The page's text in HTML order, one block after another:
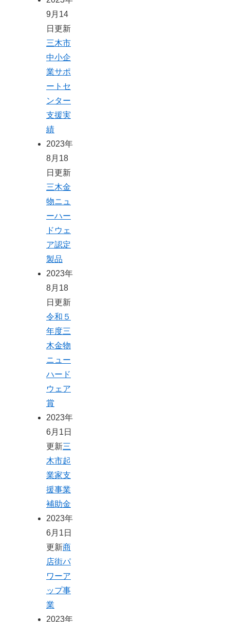
9月14
日更新
三木市
中小企
業サポ
ートセ
ンター
支援実
績
2023年
8月18
日更新
三木金
物ニュ
ーハー
ドウェ
ア認定
製品
2023年
8月18
日更新
令和５
年度三
木金物
ニュー
ハード
ウェア
賞
2023年
6月1日
更新三
木市起
業家支
援事業
補助金
2023年
6月1日
更新商
店街パ
ワーア
ップ事
業
2023年